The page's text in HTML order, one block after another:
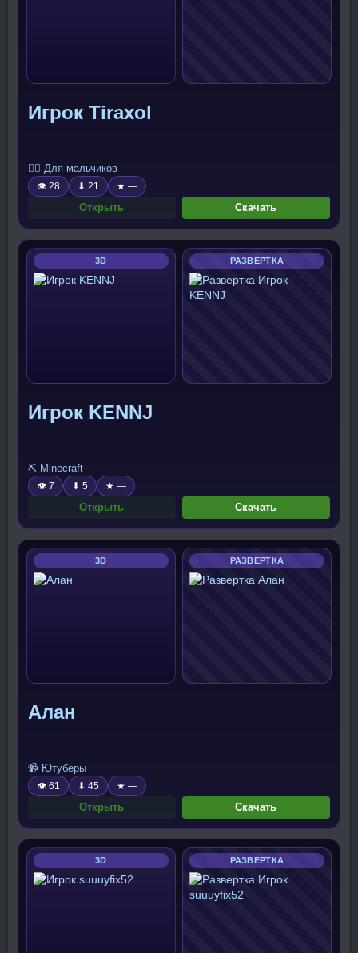
Игрок Tiraxol
🧍‍♂️ Для мальчиков
👁 28 ⬇ 21 ★ —
Открыть Скачать
3D РАЗВЕРТКА
Игрок KENNJ
⛏️ Minecraft
👁 7 ⬇ 5 ★ —
Открыть Скачать
3D РАЗВЕРТКА
Алан
📹 Ютуберы
👁 61 ⬇ 45 ★ —
Открыть Скачать
3D РАЗВЕРТКА